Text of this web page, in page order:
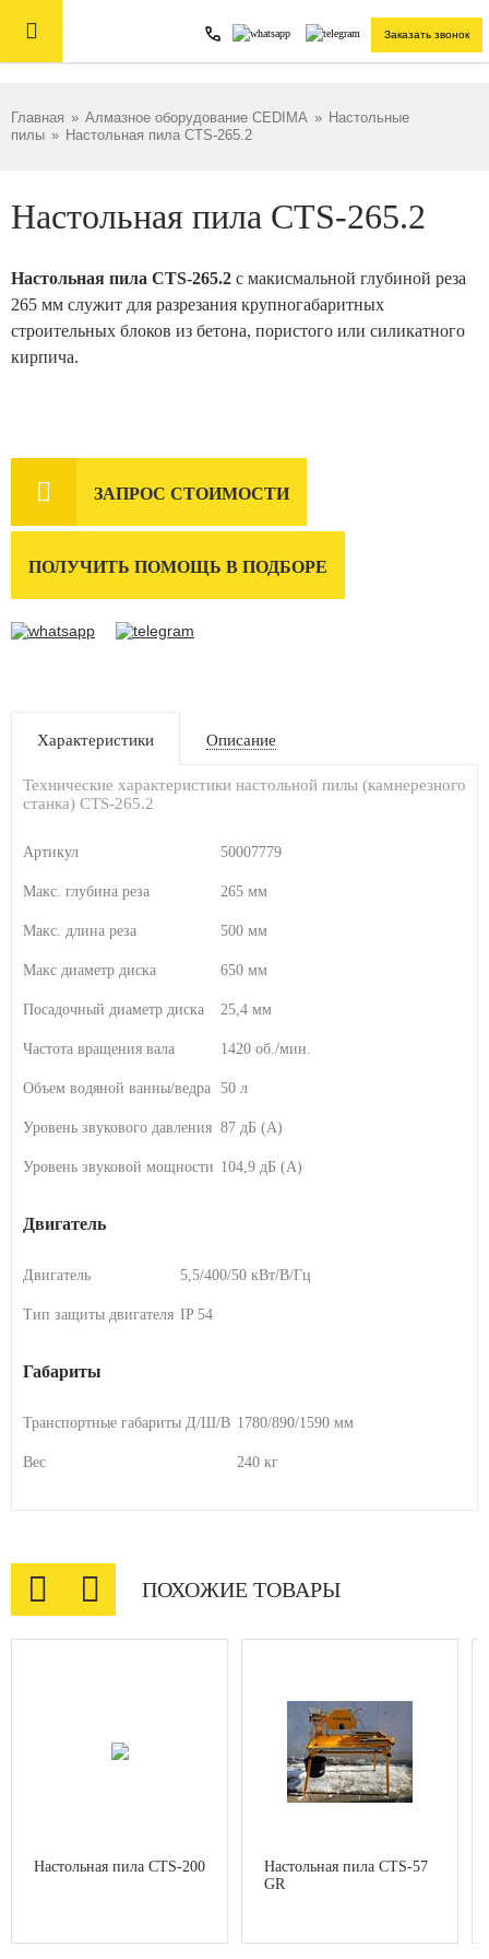
 Заказать звонок
Главная » Алмазное оборудование CEDIMA » Настольные
пилы » Настольная пила CTS-265.2
Настольная пила CTS-265.2
Настольная пила CTS-265.2 с макисмальной глубиной реза
265 мм служит для разрезания крупногабаритных
строительных блоков из бетона, пористого или силикатного
кирпича.
 ЗАПРОС СТОИМОСТИ
ПОЛУЧИТЬ ПОМОЩЬ В ПОДБОРЕ
Характеристики Описание
Технические характеристики настольной пилы (камнерезного
станка) CTS-265.2
Артикул 50007779
Макс. глубина реза 265 мм
Макс. длина реза 500 мм
Макс диаметр диска 650 мм
Посадочный диаметр диска 25,4 мм
Частота вращения вала 1420 об./мин.
Объем водяной ванны/ведра 50 л
Уровень звукового давления 87 дБ (А)
Уровень звуковой мощности 104,9 дБ (А)
Двигатель
Двигатель 5,5/400/50 кВт/В/Гц
Тип защиты двигателя IP 54
Габариты
Транспортные габариты Д/Ш/В 1780/890/1590 мм
Вес 240 кг
  ПОХОЖИЕ ТОВАРЫ
Настольная пила CTS-200
Настольная пила CTS-57
GR